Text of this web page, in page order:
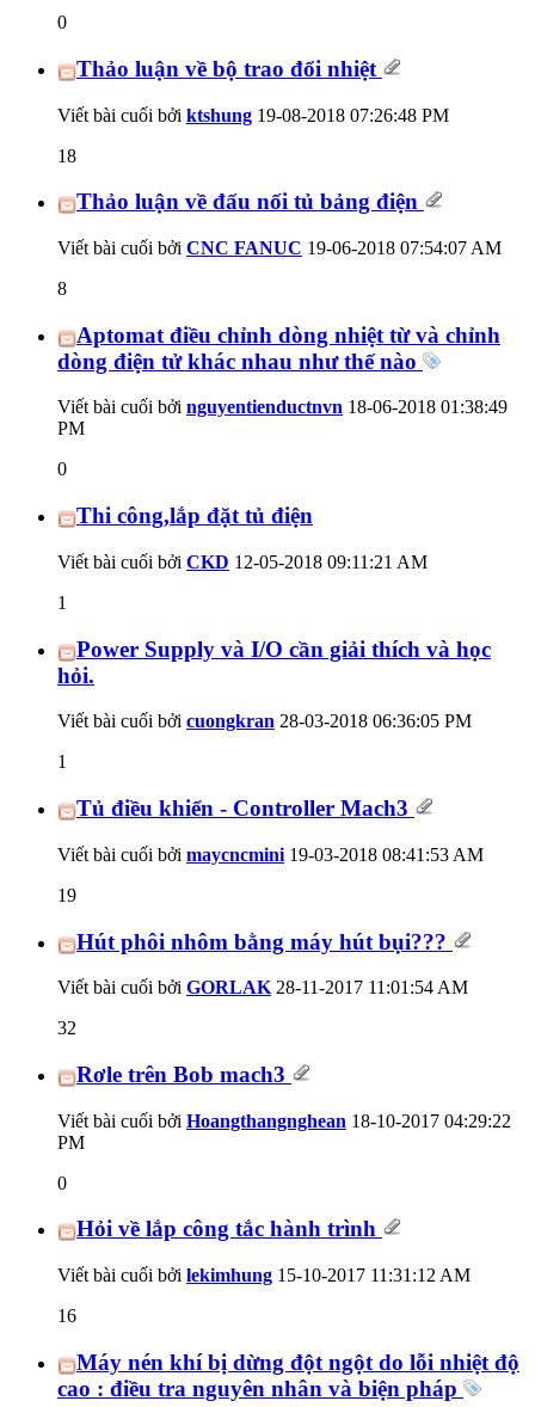
0
Thảo luận về bộ trao đổi nhiệt
Viết bài cuối bởi ktshung 19-08-2018 07:26:48 PM
18
Thảo luận về đấu nối tủ bảng điện
Viết bài cuối bởi CNC FANUC 19-06-2018 07:54:07 AM
8
Aptomat điều chỉnh dòng nhiệt từ và chỉnh
dòng điện tử khác nhau như thế nào
Viết bài cuối bởi nguyentienductnvn 18-06-2018 01:38:49
PM
0
Thi công,lắp đặt tủ điện
Viết bài cuối bởi CKD 12-05-2018 09:11:21 AM
1
Power Supply và I/O cần giải thích và học
hỏi.
Viết bài cuối bởi cuongkran 28-03-2018 06:36:05 PM
1
Tủ điều khiển - Controller Mach3
Viết bài cuối bởi maycncmini 19-03-2018 08:41:53 AM
19
Hút phôi nhôm bằng máy hút bụi???
Viết bài cuối bởi GORLAK 28-11-2017 11:01:54 AM
32
Rơle trên Bob mach3
Viết bài cuối bởi Hoangthangnghean 18-10-2017 04:29:22
PM
0
Hỏi về lắp công tắc hành trình
Viết bài cuối bởi lekimhung 15-10-2017 11:31:12 AM
16
Máy nén khí bị dừng đột ngột do lỗi nhiệt độ
cao : điều tra nguyên nhân và biện pháp